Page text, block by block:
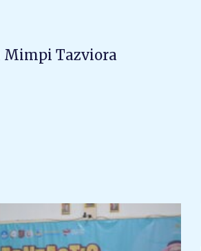
Mimpi Tazviora